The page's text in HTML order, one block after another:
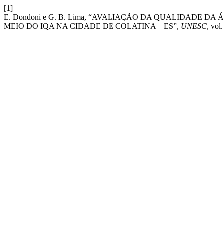
[1]
E. Dondoni e G. B. Lima, “AVALIAÇÃO DA QUALIDADE DA
MEIO DO IQA NA CIDADE DE COLATINA – ES”, UNESC,